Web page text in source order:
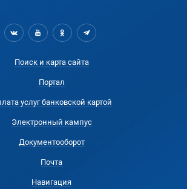
Поиск и карта сайта
Портал
услуг банковской картой
Электронный кампус
Документооборот
Почта
Навигация